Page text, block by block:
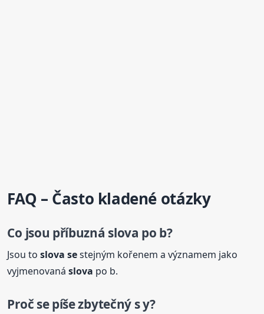
FAQ – Často kladené otázky
Co jsou příbuzná slova po b?
Jsou toslova sestejným kořenem a významem jako
vyjmenovanáslova po b.
Pročsepíše zbytečný s y?